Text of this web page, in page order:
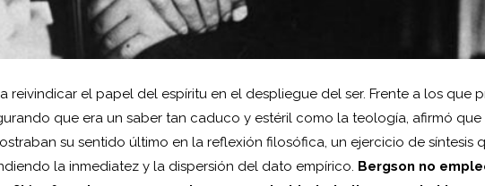
reivindicar el papel del espíritu en el despliegue del ser. Frente a los que
que era un saber tan caduco y estéril como la teología, afirmó que
su sentido último en la reflexión filosófica, un ejercicio de síntesis
la inmediatez y la dispersión del dato empírico. Bergson no